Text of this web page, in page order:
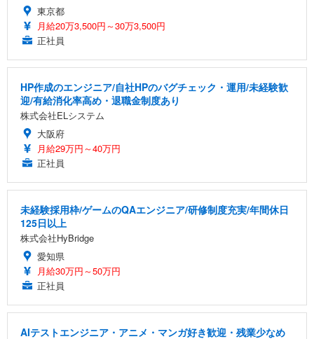
東京都
月給20万3,500円～30万3,500円
正社員
HP作成のエンジニア/自社HPのバグチェック・運用/未経験歓
迎/有給消化率高め・退職金制度あり
株式会社ELシステム
大阪府
月給29万円～40万円
正社員
未経験採用枠/ゲームのQAエンジニア/研修制度充実/年間休日
125日以上
株式会社HyBridge
愛知県
月給30万円～50万円
正社員
AIテストエンジニア・アニメ・マンガ好き歓迎・残業少なめ